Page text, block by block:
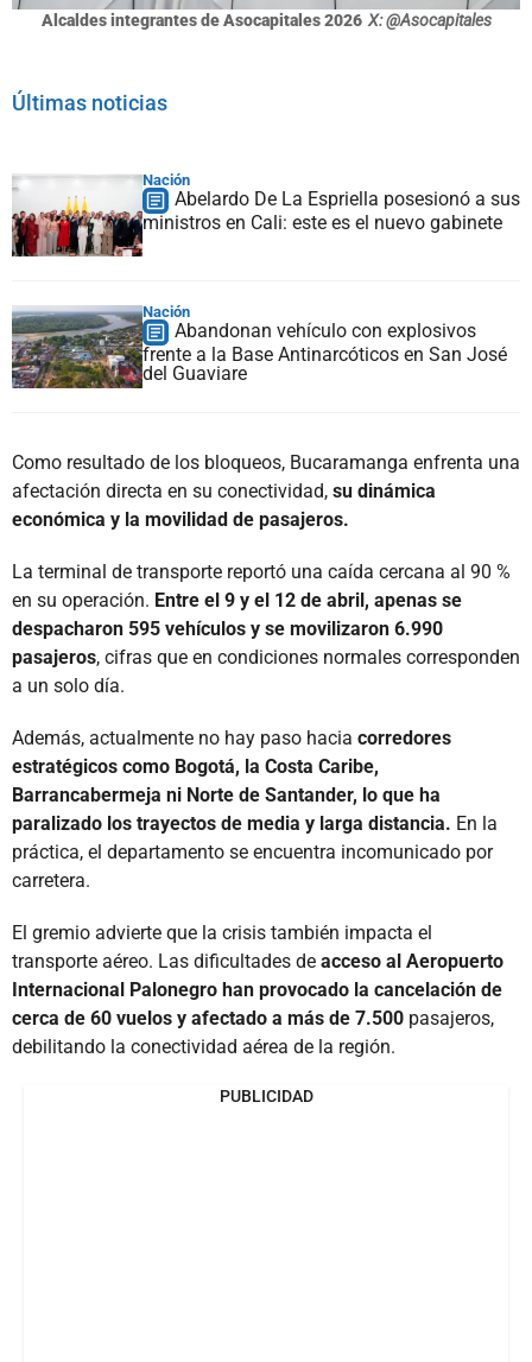
Alcaldes integrantes de Asocapitales 2026 X: @Asocapitales
Últimas noticias
Nación
Abelardo De La Espriella posesionó a sus
ministros en Cali: este es el nuevo gabinete
Nación
Abandonan vehículo con explosivos
frente a la Base Antinarcóticos en San José
del Guaviare
Como resultado de los bloqueos, Bucaramanga enfrenta una
afectación directa en su conectividad, su dinámica
económica y la movilidad de pasajeros.
La terminal de transporte reportó una caída cercana al 90 %
en su operación. Entre el 9 y el 12 de abril, apenas se
despacharon 595 vehículos y se movilizaron 6.990
pasajeros, cifras que en condiciones normales corresponden
a un solo día.
Además, actualmente no hay paso hacia corredores
estratégicos como Bogotá, la Costa Caribe,
Barrancabermeja ni Norte de Santander, lo que ha
paralizado los trayectos de media y larga distancia. En la
práctica, el departamento se encuentra incomunicado por
carretera.
El gremio advierte que la crisis también impacta el
transporte aéreo. Las dificultades de acceso al Aeropuerto
Internacional Palonegro han provocado la cancelación de
cerca de 60 vuelos y afectado a más de 7.500 pasajeros,
debilitando la conectividad aérea de la región.
PUBLICIDAD